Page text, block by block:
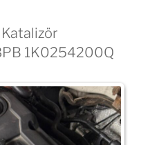
1K0254200Q